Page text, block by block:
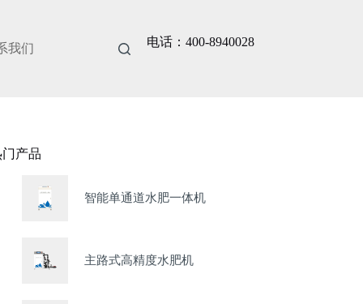
我们 电话：400-8940028
产品
智能单通道水肥一体机
主路式高精度水肥机